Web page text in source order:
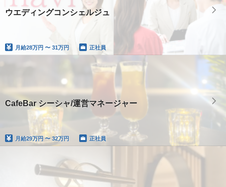
ウエディングコンシェルジュ
月給28万円 〜 31万円 正社員
CafeBar シーシャ/運営マネージャー
月給29万円 〜 32万円 正社員